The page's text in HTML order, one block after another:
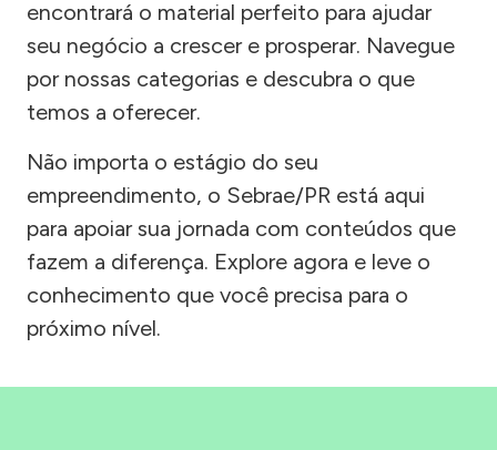
encontrará o material perfeito para ajudar
seu negócio a crescer e prosperar. Navegue
por nossas categorias e descubra o que
temos a oferecer.
Não importa o estágio do seu
empreendimento, o Sebrae/PR está aqui
para apoiar sua jornada com conteúdos que
fazem a diferença. Explore agora e leve o
conhecimento que você precisa para o
próximo nível.